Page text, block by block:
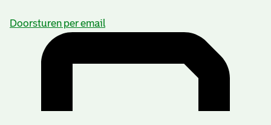
Doorsturen per email